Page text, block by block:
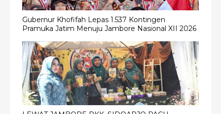
Gubernur Khofifah Lepas 1.537 Kontingen
Pramuka Jatim Menuju Jambore Nasional XII 2026